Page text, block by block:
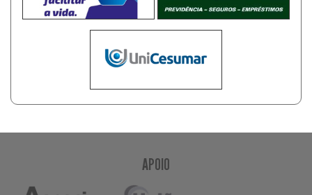
APOIO